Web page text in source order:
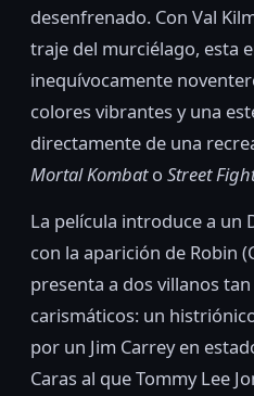
desenfrenado. Con Val
traje del murciélago, esta
inequívocamente
colores vibrantes y una
directamente de una
Mortal Kombato Street
La película introduce a un
con la aparición de Robin
presenta a dos villanos
carismáticos: un
por un Jim Carrey en
Caras al que Tommy Lee